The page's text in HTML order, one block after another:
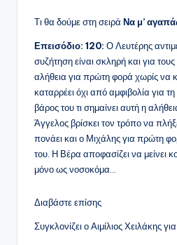
Τι θα δούμε στη σειρά Να μ’
Επεισόδιο: 120: Ο Λευτέρης
συζήτηση είναι σκληρή και για
αλήθεια για πρώτη φορά χωρίς να
καταρρέει όχι από αμφιβολία για
βάρος του τι σημαίνει αυτή η
Άγγελος βρίσκει τον τρόπο να
πονάει και ο Μιχάλης για πρώτη
του. Η Βέρα αποφασίζει να μείνει
μόνο ως νοσοκόμα…
Διαβάστε επίσης
Συγκλονίζει ο Αιμίλιος Χειλάκης